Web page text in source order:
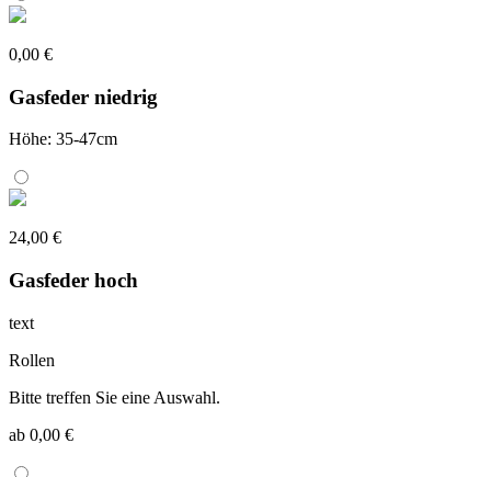
0,00 €
Gasfeder niedrig
Höhe: 35-47cm
24,00 €
Gasfeder hoch
text
Rollen
Bitte treffen Sie eine Auswahl.
ab 0,00 €